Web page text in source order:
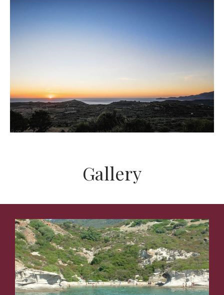
Gallery